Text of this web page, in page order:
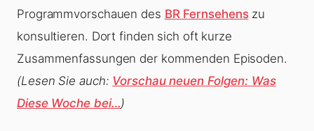
Programmvorschauen des BR Fernsehenszu
konsultieren. Dort finden sich oft kurze
Zusammenfassungen der kommenden Episoden.
(Lesen Sie auch: Vorschau neuen Folgen: Was
Diese Woche bei…)